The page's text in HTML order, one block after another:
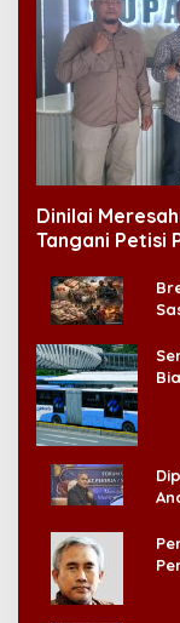
Dinilai
Tangani Petisi